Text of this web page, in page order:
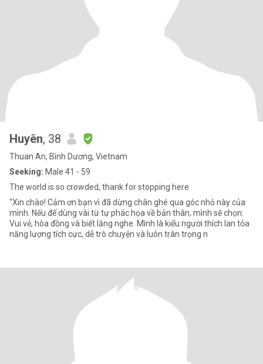
Huyên, 38
Thuan An, Bình Dương, Vietnam
Seeking: Male 41 - 59
The world is so crowded, thank for stopping here
"Xin chào! Cảm ơn bạn vì đã dừng chân ghé qua góc nhỏ này của
mình. Nếu để dùng vài từ tự phác họa về bản thân, mình sẽ chọn:
Vui vẻ, hòa đồng và biết lắng nghe. Mình là kiểu người thích lan tỏa
năng lượng tích cực, dễ trò chuyện và luôn trân trọng n